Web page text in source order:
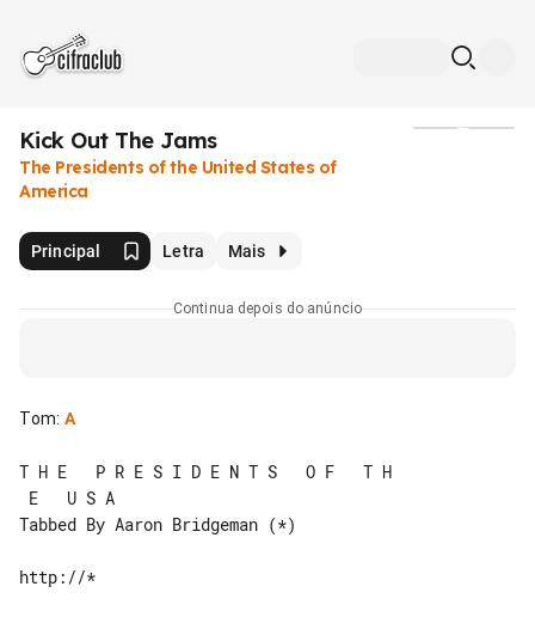
Kick Out The Jams
The Presidents of the United States of
America
Principal Letra Mais
Continua depois do anúncio
Tom: A
T H E   P R E S I D E N T S   O F   T H
Tabbed By Aaron Bridgeman (*)
http://*